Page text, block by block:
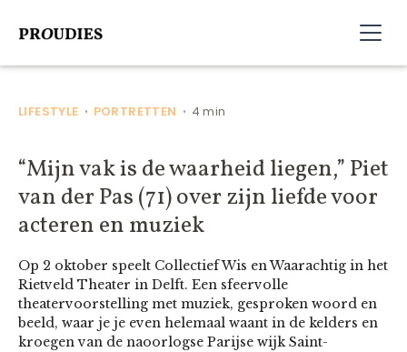
LIFESTYLE • PORTRETTEN • 4 min
“Mijn vak is de waarheid liegen,” Piet
van der Pas (71) over zijn liefde voor
acteren en muziek
Op 2 oktober speelt Collectief Wis en Waarachtig in het
Rietveld Theater in Delft. Een sfeervolle
theatervoorstelling met muziek, gesproken woord en
beeld, waar je je even helemaal waant in de kelders en
kroegen van de naoorlogse Parijse wijk Saint-